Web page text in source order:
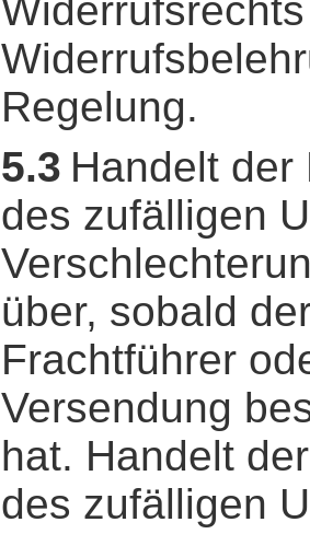
Regelung.
5.3 Handelt der
des zufälligen
über, sobald
Frachtführer
Versendung
hat. Handelt
des zufälligen